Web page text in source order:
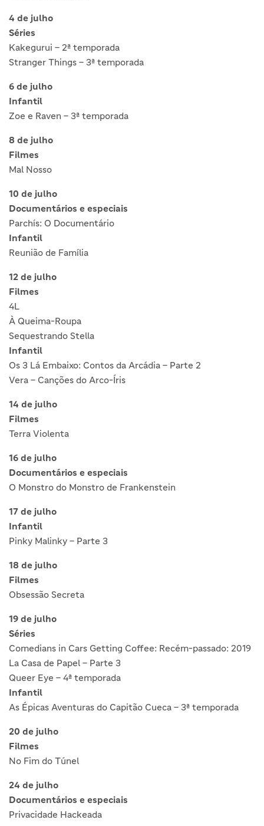
4 de julho
Séries
Kakegurui – 2ª temporada
Stranger Things – 3ª temporada
6 de julho
Infantil
Zoe e Raven – 3ª temporada
8 de julho
Filmes
Mal Nosso
10 de julho
Documentários e especiais
Parchís: O Documentário
Infantil
Reunião de Família
12 de julho
Filmes
4L
À Queima-Roupa
Sequestrando Stella
Infantil
Os 3 Lá Embaixo: Contos da Arcádia – Parte 2
Vera – Canções do Arco-Íris
14 de julho
Filmes
Terra Violenta
16 de julho
Documentários e especiais
O Monstro do Monstro de Frankenstein
17 de julho
Infantil
Pinky Malinky – Parte 3
18 de julho
Filmes
Obsessão Secreta
19 de julho
Séries
Comedians in Cars Getting Coffee: Recém-passado: 2019
La Casa de Papel – Parte 3
Queer Eye – 4ª temporada
Infantil
As Épicas Aventuras do Capitão Cueca – 3ª temporada
20 de julho
Filmes
No Fim do Túnel
24 de julho
Documentários e especiais
Privacidade Hackeada